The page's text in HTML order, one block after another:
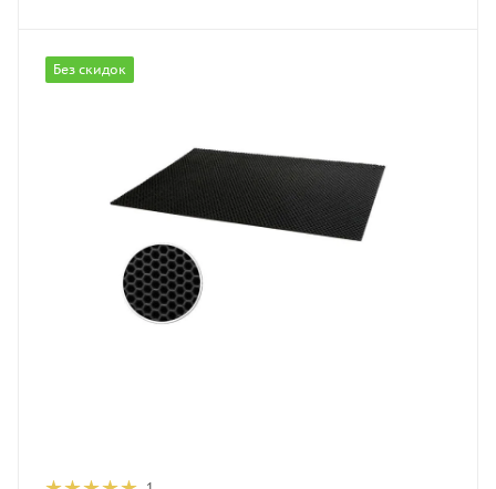
Без скидок